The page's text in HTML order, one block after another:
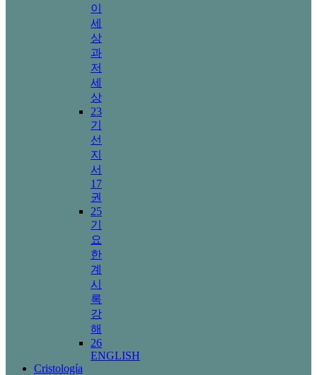
이
세
상
과
저
세
상
23
기
선
지
서
17
권
25
기
요
한
계
시
록
강
해
26
ENGLISH
Cristología